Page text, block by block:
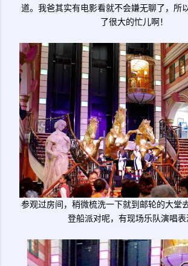
道。我爸其实有电影看就不会嫌无聊了，所
了很大的忙儿啊！
参观过房间，稍微梳洗一下就到邮轮的大堂
登船派对呢，有现场乐队演唱表